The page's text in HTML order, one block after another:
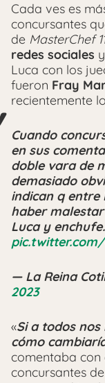
Cada ves es
concursantes
de MasterChef
redes sociales
Luca con los
fueron Fray
recientemente
Cuando
en sus
doble vara de
demasiado
indican q entre
haber
Luca y enchufe.
— La Reina
2023
«Si a todos
cómo
comentaba con
concursantes